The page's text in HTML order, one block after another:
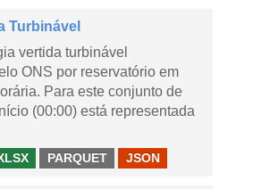
Turbinável
vertida turbinável
ONS por reservatório em
Para este conjunto de
(00:00) está representada
PARQUET JSON